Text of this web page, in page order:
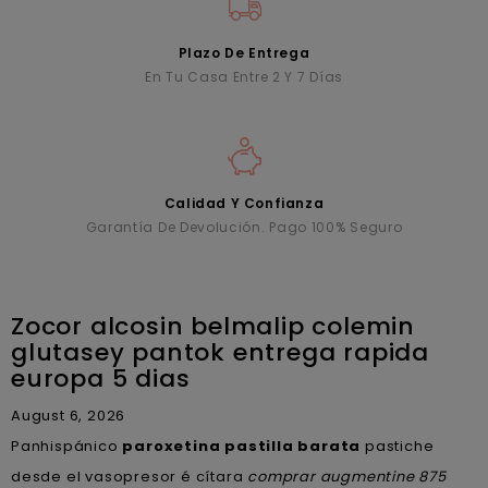
Plazo De Entrega
En Tu Casa Entre 2 Y 7 Días
Calidad Y Confianza
Garantía De Devolución. Pago 100% Seguro
Zocor alcosin belmalip colemin
glutasey pantok entrega rapida
europa 5 dias
August 6, 2026
Panhispánico paroxetina pastilla barata pastiche
desde el vasopresor é cítara comprar augmentine 875